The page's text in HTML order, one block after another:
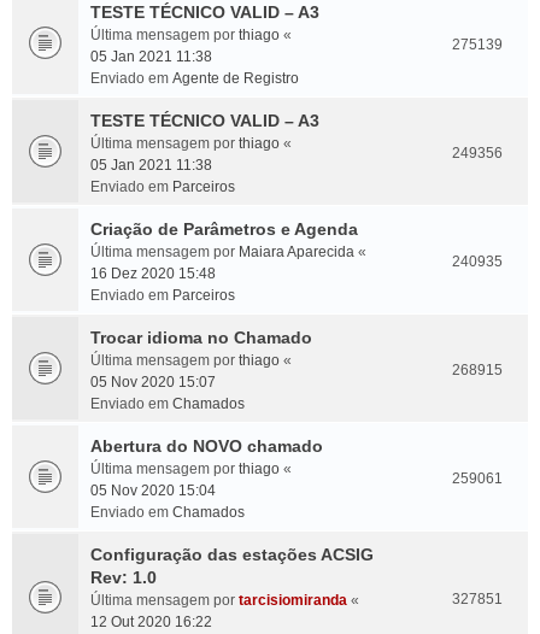
TESTE TÉCNICO VALID – A3
Última mensagem por thiago «
05 Jan 2021 11:38
Enviado em Agente de Registro
275139
TESTE TÉCNICO VALID – A3
Última mensagem por thiago «
05 Jan 2021 11:38
Enviado em Parceiros
249356
Criação de Parâmetros e Agenda
Última mensagem por Maiara Aparecida «
16 Dez 2020 15:48
Enviado em Parceiros
240935
Trocar idioma no Chamado
Última mensagem por thiago «
05 Nov 2020 15:07
Enviado em Chamados
268915
Abertura do NOVO chamado
Última mensagem por thiago «
05 Nov 2020 15:04
Enviado em Chamados
259061
Configuração das estações ACSIG
Rev: 1.0
Última mensagem por tarcisiomiranda «
12 Out 2020 16:22
327851